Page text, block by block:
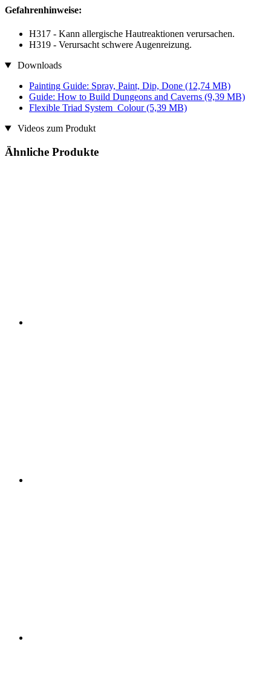
Gefahrenhinweise:
H317 - Kann allergische Hautreaktionen verursachen.
H319 - Verursacht schwere Augenreizung.
Downloads
Painting Guide: Spray, Paint, Dip, Done (12,74 MB)
Guide: How to Build Dungeons and Caverns (9,39 MB)
Flexible Triad System_Colour(5,39 MB)
Videos zum Produkt
Ähnliche Produkte